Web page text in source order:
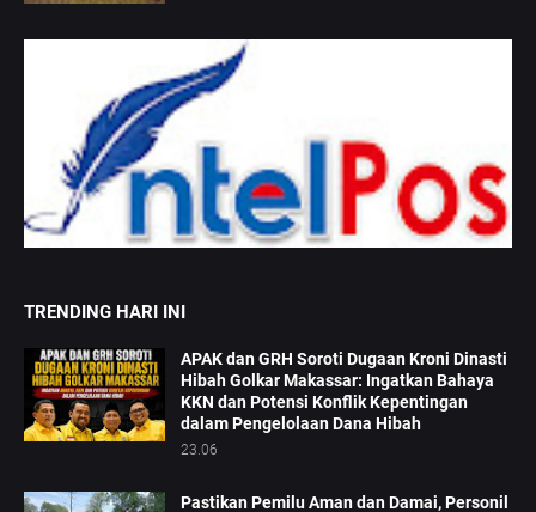
TRENDING HARI INI
APAK dan GRH Soroti Dugaan Kroni Dinasti
Hibah Golkar Makassar: Ingatkan Bahaya
KKN dan Potensi Konflik Kepentingan
dalam Pengelolaan Dana Hibah
23.06
Pastikan Pemilu Aman dan Damai, Personil